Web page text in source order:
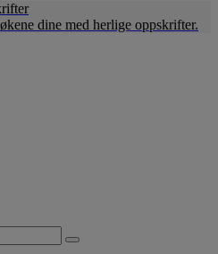
dine med herlige oppskrifter.